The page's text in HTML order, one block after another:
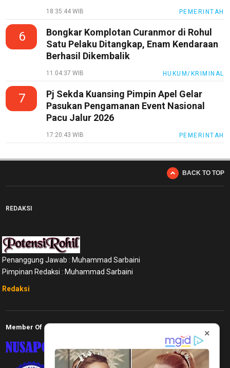
18:35:44 WIB PEMERINTAH
6
Bongkar Komplotan Curanmor di Rohul
Satu Pelaku Ditangkap, Enam Kendaraan
Berhasil Dikembalik
11:04:37 WIB HUKUM/KRIMINAL
7
Pj Sekda Kuansing Pimpin Apel Gelar
Pasukan Pengamanan Event Nasional
Pacu Jalur 2026
17:20:43 WIB PEMERINTAH
BACK TO TOP
REDAKSI
Penanggung Jawab : Muhammad Sarbaini
Pimpinan Redaksi : Muhammad Sarbaini
Redaksi
Member Of
×